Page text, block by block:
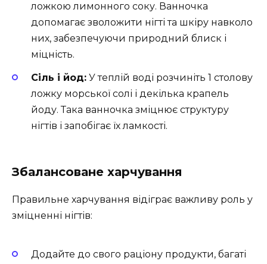
ложкою лимонного соку. Ванночка
допомагає зволожити нігті та шкіру навколо
них, забезпечуючи природний блиск і
міцність.
Сіль і йод: У теплій воді розчиніть 1 столову
ложку морської солі і декілька крапель
йоду. Така ванночка зміцнює структуру
нігтів і запобігає їх ламкості.
Збалансоване харчування
Правильне харчування відіграє важливу роль у
зміцненні нігтів:
Додайте до свого раціону продукти, багаті